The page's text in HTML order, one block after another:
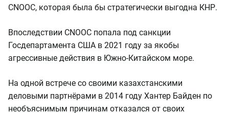
CNOOC, которая была бы стратегически выгодна КНР.
Впоследствии CNOOC попала под санкции
Госдепартамента США в 2021 году за якобы
агрессивные действия в Южно-Китайском море.
На одной встрече со своими казахстанскими
деловыми партнёрами в 2014 году Хантер Байден по
необъяснимым причинам отказался от своих